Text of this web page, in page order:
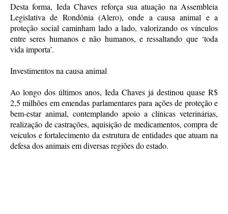
Desta forma, Ieda Chaves reforça sua atuação na Assembleia
Legislativa de Rondônia (Alero), onde a causa animal e a
proteção social caminham lado a lado, valorizando os vínculos
entre seres humanos e não humanos, e ressaltando que ‘toda
vida importa’.
Investimentos na causa animal
Ao longo dos últimos anos, Ieda Chaves já destinou quase R$
2,5 milhões em emendas parlamentares para ações de proteção e
bem-estar animal, contemplando apoio a clínicas veterinárias,
realização de castrações, aquisição de medicamentos, compra de
veículos e fortalecimento da estrutura de entidades que atuam na
defesa dos animais em diversas regiões do estado.